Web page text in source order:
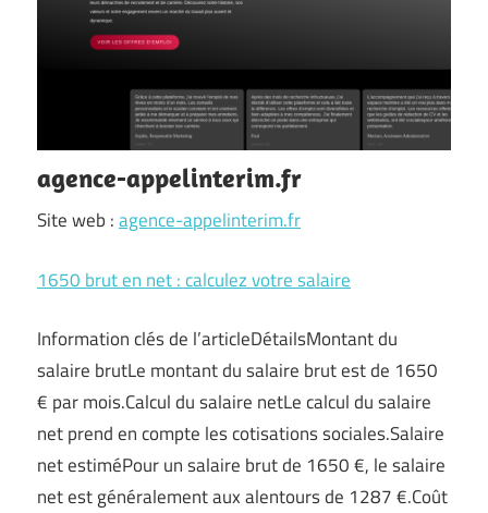
agence-appelinterim.fr
Site web :agence-appelinterim.fr
1650 brut en net : calculez votre salaire
Information clés de l’articleDétailsMontant du
salaire brutLe montant du salaire brut est de 1650
€ par mois.Calcul du salaire netLe calcul du salaire
net prend en compte les cotisations sociales.Salaire
net estiméPour un salaire brut de 1650 €, le salaire
net est généralement aux alentours de 1287 €.Coût